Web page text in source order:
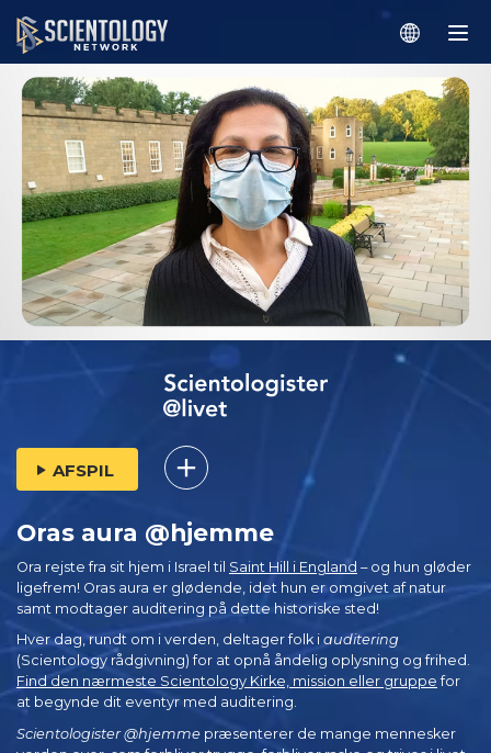
AFSPIL
Oras aura @hjemme
Ora rejste fra sit hjem i Israel til Saint Hill i England – og hun gløder
ligefrem! Oras aura er glødende, idet hun er omgivet af natur
samt modtager auditering på dette historiske sted!
Hver dag, rundt om i verden, deltager folk i auditering
(Scientology rådgivning) for at opnå åndelig oplysning og frihed.
Find den nærmeste Scientology Kirke, mission eller gruppe for
at begynde dit eventyr med auditering.
Scientologister @hjemme præsenterer de mange mennesker